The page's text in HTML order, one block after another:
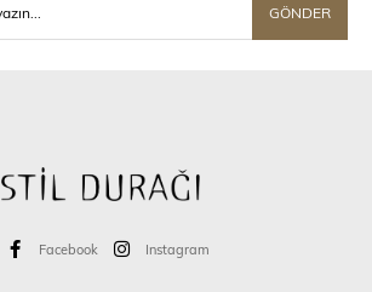
GÖNDER
Facebook Instagram